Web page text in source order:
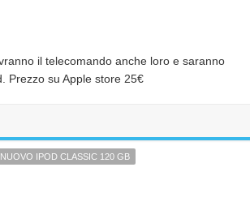
il telecomando anche loro e saranno
Prezzo su Apple store 25€
NUOVO IPOD CLASSIC 120 GB